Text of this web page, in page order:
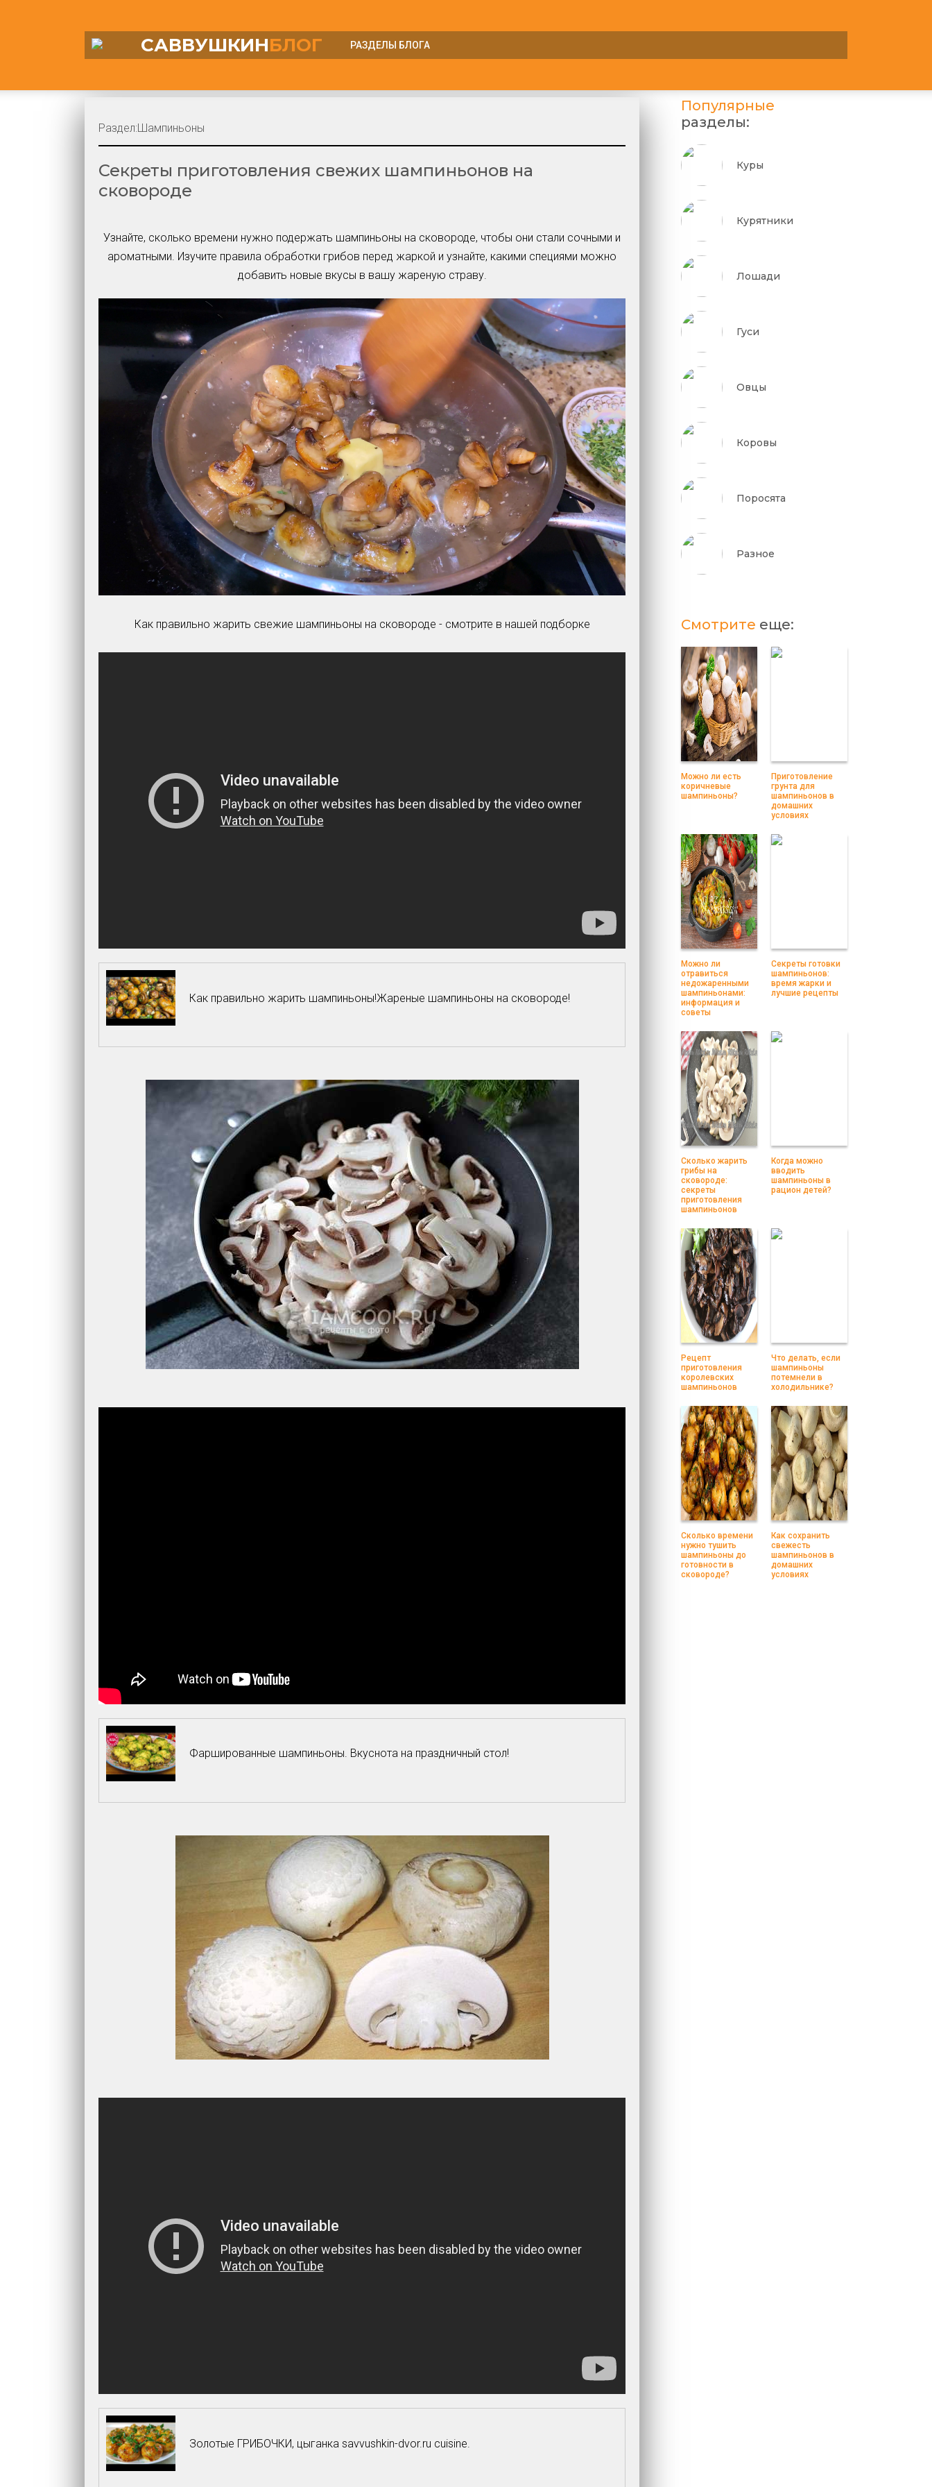
САВВУШКИНБЛОГ РАЗДЕЛЫ БЛОГА
Несушки
Овцы
Утки
Циплята
Шиншиллы
Бройлеры
Голуби
Козы
Коровы
Кролики
Шампиньоны
Инкубатор и все о нем
Сельхоз и спецтехника
Другое
Секреты приготовления свежих шампиньонов на
сковороде
Узнайте, сколько времени нужно подержать шампиньоны на сковороде, чтобы они стали сочными и
ароматными. Изучите правила обработки грибов перед жаркой и узнайте, какими специями можно
добавить новые вкусы в вашу жареную страву.
Как правильно жарить свежие шампиньоны на сковороде - смотрите в нашей подборке
Как правильно жарить шампиньоны!Жареные шампиньоны на сковороде!
Фаршированные шампиньоны. Вкуснота на праздничный стол!
Золотые ГРИБОЧКИ, цыганка savvushkin-dvor.ru cuisine.
Раздел:Шампиньоны
Популярные
разделы:
Куры
Курятники
Лошади
Гуси
Овцы
Коровы
Поросята
Разное
Смотрите еще:
Можно ли есть
коричневые
шампиньоны?
Приготовление
грунта для
шампиньонов в
домашних
условиях
Можно ли
отравиться
недожаренными
шампиньонами:
информация и
советы
Секреты готовки
шампиньонов:
время жарки и
лучшие рецепты
Сколько жарить
грибы на
сковороде:
секреты
приготовления
шампиньонов
Когда можно
вводить
шампиньоны в
рацион детей?
Рецепт
приготовления
королевских
шампиньонов
Что делать, если
шампиньоны
потемнели в
холодильнике?
Сколько времени
нужно тушить
шампиньоны до
готовности в
сковороде?
Как сохранить
свежесть
шампиньонов в
домашних
условиях